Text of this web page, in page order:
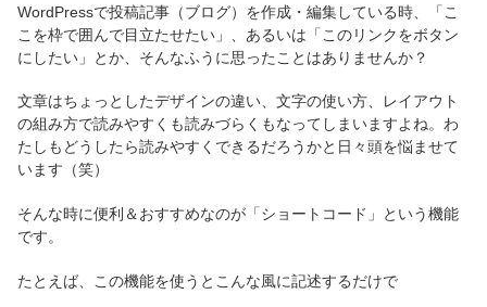
WordPressで投稿記事（ブログ）を作成・編集している時、「こ
こを枠で囲んで目立たせたい」、あるいは「このリンクをボタン
にしたい」とか、そんなふうに思ったことはありませんか？
文章はちょっとしたデザインの違い、文字の使い方、レイアウト
の組み方で読みやすくも読みづらくもなってしまいますよね。わ
たしもどうしたら読みやすくできるだろうかと日々頭を悩ませて
います（笑）
そんな時に便利＆おすすめなのが「ショートコード」という機能
です。
たとえば、この機能を使うとこんな風に記述するだけで